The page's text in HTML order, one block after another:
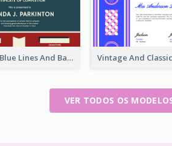
Red And Blue Lines And Badge Completion Certificate
VER TODOS OS